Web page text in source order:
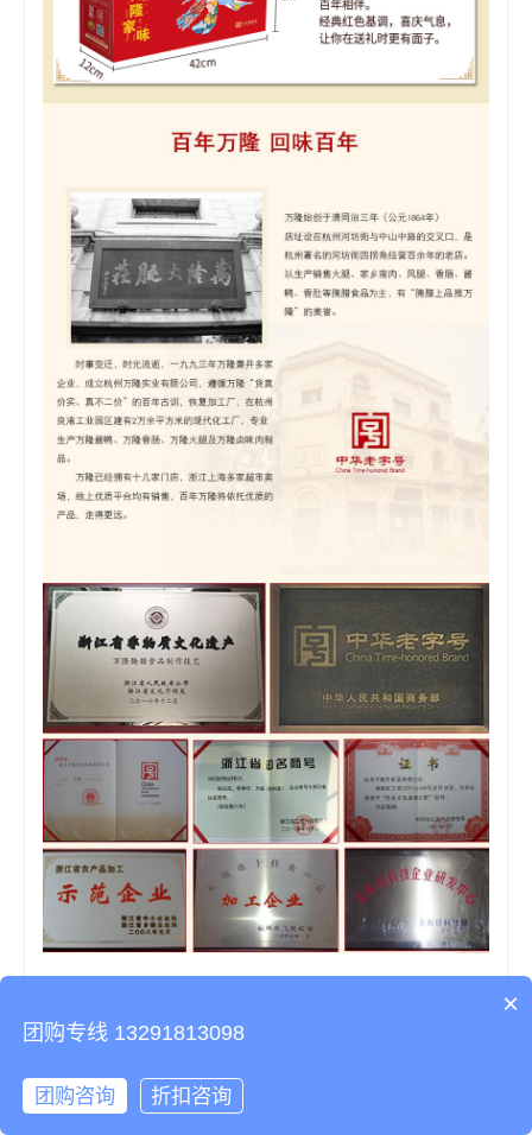
美心月饼-哈根达斯官网-知味观-锦华-稻香村礼盒-广州酒家-楼外楼-王氏
牛排礼包礼券
备案号：浙ICP备18037997号-1网站统计
×
团购专线 13291813098
团购咨询 折扣咨询